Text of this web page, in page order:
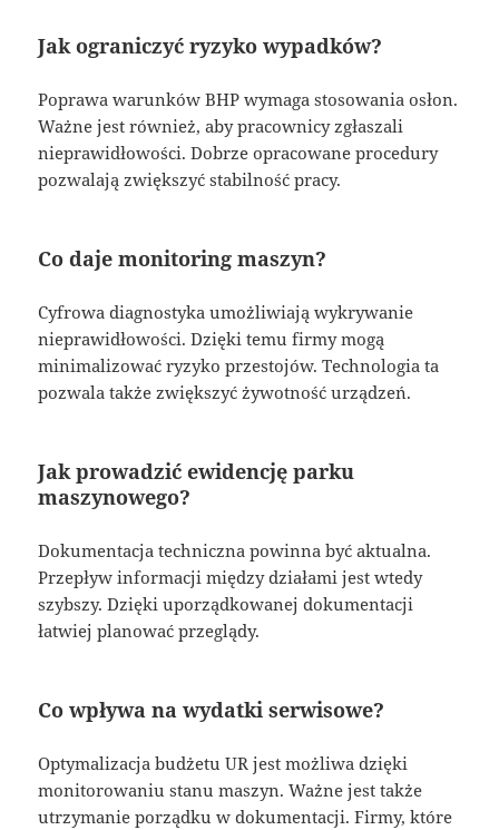
Jak ograniczyć ryzyko wypadków?
Poprawa warunków BHP wymaga stosowania osłon.
Ważne jest również, aby pracownicy zgłaszali
nieprawidłowości. Dobrze opracowane procedury
pozwalają zwiększyć stabilność pracy.
Co daje monitoring maszyn?
Cyfrowa diagnostyka umożliwiają wykrywanie
nieprawidłowości. Dzięki temu firmy mogą
minimalizować ryzyko przestojów. Technologia ta
pozwala także zwiększyć żywotność urządzeń.
Jak prowadzić ewidencję parku
maszynowego?
Dokumentacja techniczna powinna być aktualna.
Przepływ informacji między działami jest wtedy
szybszy. Dzięki uporządkowanej dokumentacji
łatwiej planować przeglądy.
Co wpływa na wydatki serwisowe?
Optymalizacja budżetu UR jest możliwa dzięki
monitorowaniu stanu maszyn. Ważne jest także
utrzymanie porządku w dokumentacji. Firmy, które